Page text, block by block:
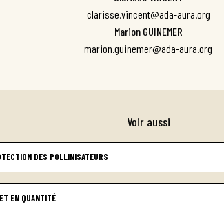
clarisse.vincent@ada-aura.org
Marion GUINEMER
marion.guinemer@ada-aura.org
Voir aussi
DES POLLINISATEURS
EN QUANTITÉ